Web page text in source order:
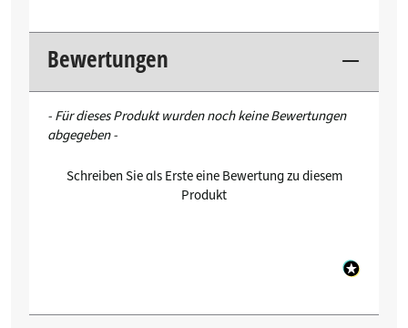
Bewertungen
- Für dieses Produkt wurden noch keine Bewertungen
abgegeben -
Schreiben Sie als Erste eine Bewertung zu diesem
Produkt
New content loaded